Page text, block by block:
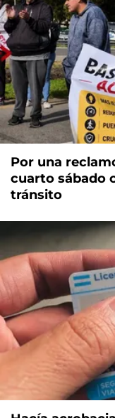
Por una
cuarto sábado
tránsito